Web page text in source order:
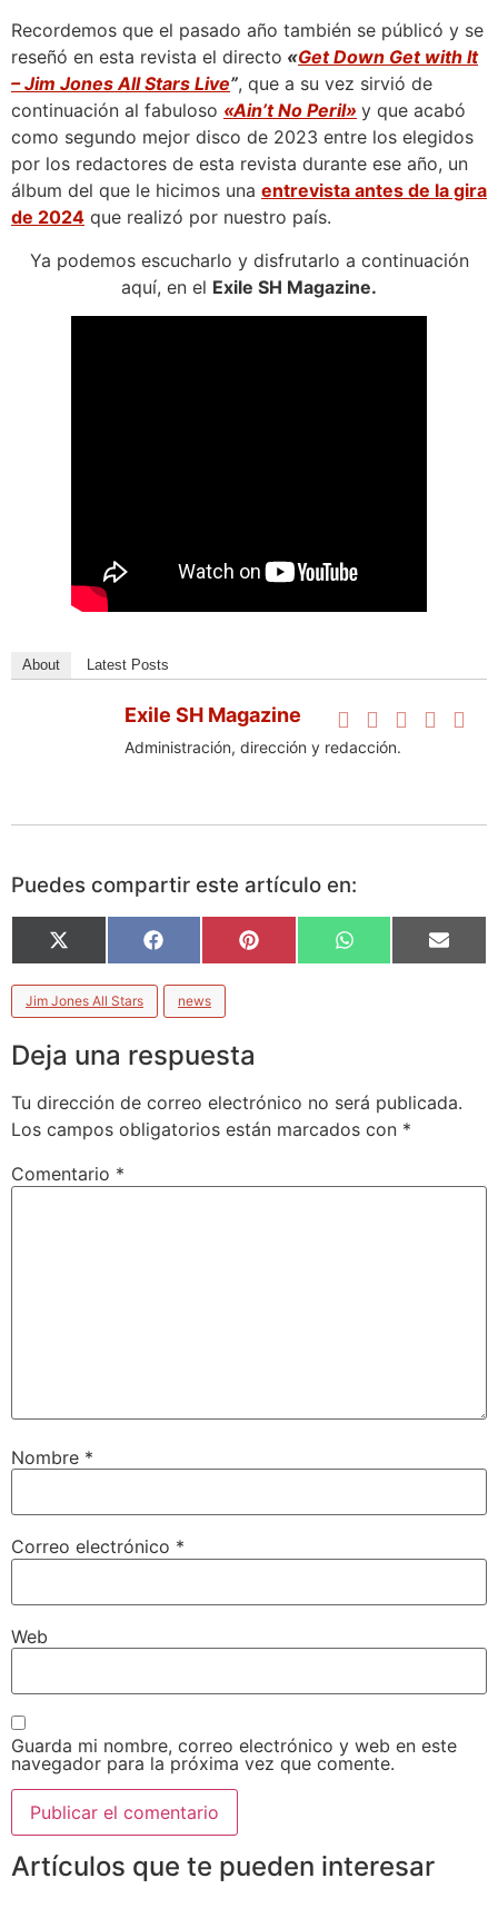
Recordemos que el pasado año también se públicó y se
reseñó en esta revista el directo «Get Down Get with It
– Jim Jones All Stars Live”, que a su vez sirvió de
continuación al fabuloso «Ain’t No Peril» y que acabó
como segundo mejor disco de 2023 entre los elegidos
por los redactores de esta revista durante ese año, un
álbum del que le hicimos una entrevista antes de la gira
de 2024 que realizó por nuestro país.
Ya podemos escucharlo y disfrutarlo a continuación
aquí, en el Exile SH Magazine.
About Latest Posts
Exile SH Magazine
Administración, dirección y redacción.
Puedes compartir este artículo en:
X
(Twitter)
Facebook Pinterest WhatsApp Email
Jim Jones All Stars news
Deja una respuesta
Tu dirección de correo electrónico no será publicada.
Los campos obligatorios están marcados con *
Comentario *
Nombre *
Correo electrónico *
Web
Guarda mi nombre, correo electrónico y web en este
navegador para la próxima vez que comente.
Artículos que te pueden interesar